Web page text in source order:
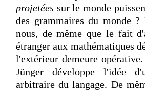
projetées sur le monde
des grammaires du monde
nous, de même que le fait
étranger aux mathématiques
l'extérieur demeure
Jünger développe l'idée
arbitraire du langage. De